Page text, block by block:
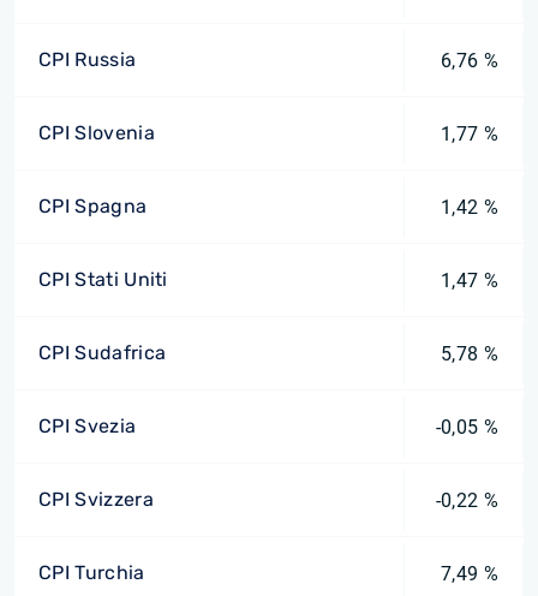
CPI Russia 6,76 %
CPI Slovenia 1,77 %
CPI Spagna 1,42 %
CPI Stati Uniti 1,47 %
CPI Sudafrica 5,78 %
CPI Svezia -0,05 %
CPI Svizzera -0,22 %
CPI Turchia 7,49 %